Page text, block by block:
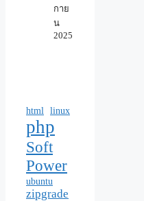
กาย
น
2025
html linux
php
Soft
Power
ubuntu
zipgrade